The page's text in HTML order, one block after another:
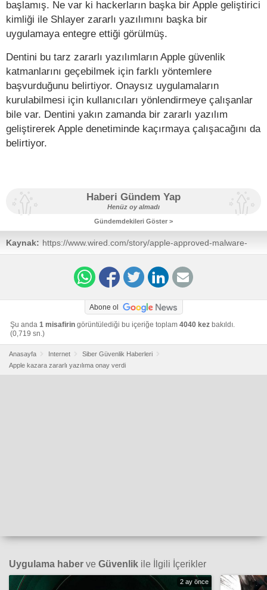
başlamış. Ne var ki hackerların başka bir Apple geliştirici
kimliği ile Shlayer zararlı yazılımını başka bir
uygulamaya entegre ettiği görülmüş.
Dentini bu tarz zararlı yazılımların Apple güvenlik
katmanlarını geçebilmek için farklı yöntemlere
başvurduğunu belirtiyor. Onaysız uygulamaların
kurulabilmesi için kullanıcıları yönlendirmeye çalışanlar
bile var. Dentini yakın zamanda bir zararlı yazılım
geliştirerek Apple denetiminde kaçırmaya çalışacağını da
belirtiyor.
Haberi Gündem Yap
Henüz oy almadı
Gündemdekileri Göster >
Kaynak: https://www.wired.com/story/apple-approved-malware-
macos-notarization-shlayer/
Abone ol
Şu anda 1 misafirin görüntülediği bu içeriğe toplam 4040 kez bakıldı.
(0,719 sn.)
Anasayfa Internet
Siber Güvenlik Haberleri
Apple kazara zararlı yazılıma onay verdi
Uygulama haber ve Güvenlik ile İlgili İçerikler
2 ay önce